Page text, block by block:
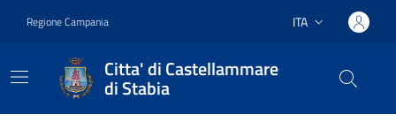
Regione Campania Lingua attiva:
ITA
Citta' di Castellammare
di Stabia